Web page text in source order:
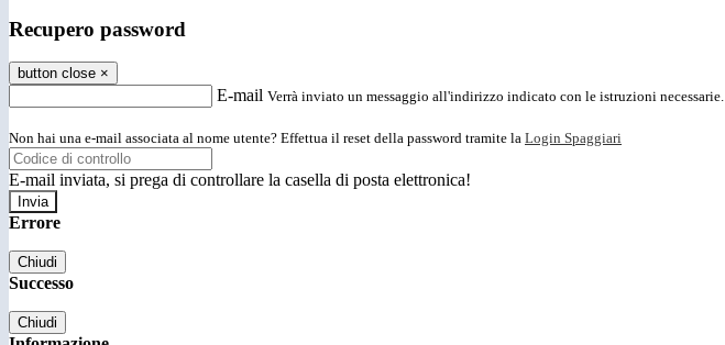
Recupero password
button close ×
E-mail Verrà inviato un messaggio all'indirizzo indicato con le istruzioni necessarie.
Non hai una e-mail associata al nome utente? Effettua il reset della password tramite la Login Spaggiari
E-mail inviata, si prega di controllare la casella di posta elettronica!
Errore
Chiudi
Successo
Chiudi